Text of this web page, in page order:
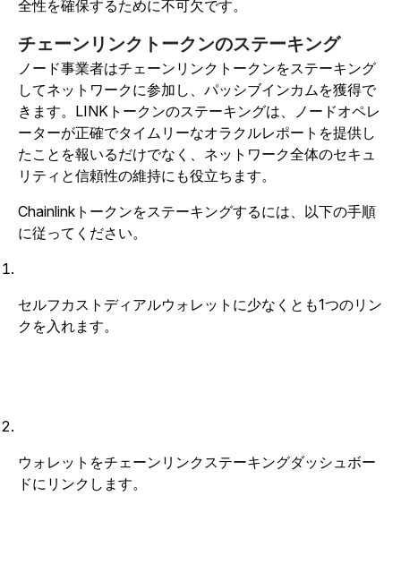
全性を確保するために不可欠です。
チェーンリンクトークンのステーキング
ノード事業者はチェーンリンクトークンをステーキング
してネットワークに参加し、パッシブインカムを獲得で
きます。LINKトークンのステーキングは、ノードオペレ
ーターが正確でタイムリーなオラクルレポートを提供し
たことを報いるだけでなく、ネットワーク全体のセキュ
リティと信頼性の維持にも役立ちます。
Chainlinkトークンをステーキングするには、以下の手順
に従ってください。
セルフカストディアルウォレットに少なくとも1つのリン
クを入れます。
ウォレットをチェーンリンクステーキングダッシュボー
ドにリンクします。